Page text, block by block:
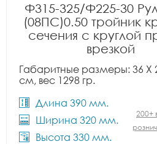
Ф315-325/Ф225-30
(08ПС)0.50 тройник
сечения с круглой
врезкой
Габаритные размеры: 36 X
см, вес 1298 гр.
Длина 390 мм.
Ширина 320 мм.
Высота 330 мм.
200+